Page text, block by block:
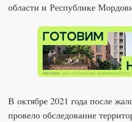
области и Республике
В октябре 2021 года после
провело обследование